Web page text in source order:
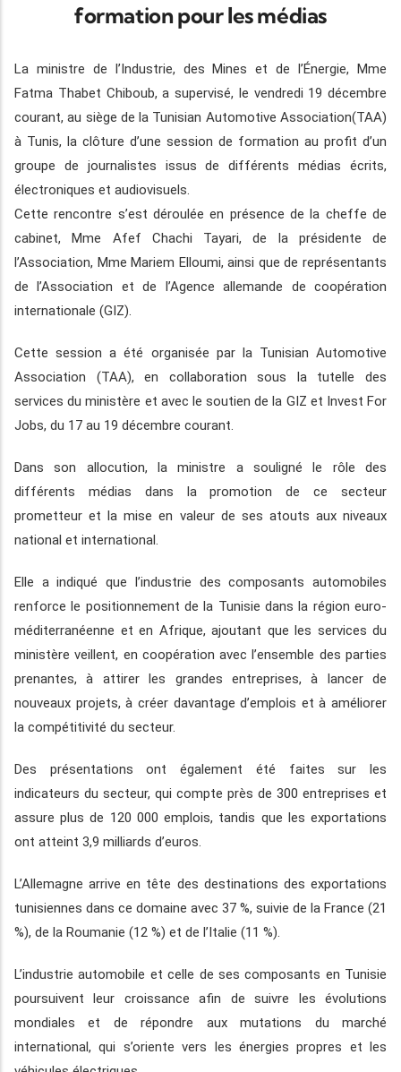
formation pour les médias
La ministre de l’Industrie, des Mines et de l’Énergie, Mme
Fatma Thabet Chiboub, a supervisé, le vendredi 19 décembre
courant, au siège de la Tunisian Automotive Association(TAA)
à Tunis, la clôture d’une session de formation au profit d’un
groupe de journalistes issus de différents médias écrits,
électroniques et audiovisuels.
Cette rencontre s’est déroulée en présence de la cheffe de
cabinet, Mme Afef Chachi Tayari, de la présidente de
l’Association, Mme Mariem Elloumi, ainsi que de représentants
de l’Association et de l’Agence allemande de coopération
internationale (GIZ).
Cette session a été organisée par la Tunisian Automotive
Association (TAA), en collaboration sous la tutelle des
services du ministère et avec le soutien de la GIZ et Invest For
Jobs, du 17 au 19 décembre courant.
Dans son allocution, la ministre a souligné le rôle des
différents médias dans la promotion de ce secteur
prometteur et la mise en valeur de ses atouts aux niveaux
national et international.
Elle a indiqué que l’industrie des composants automobiles
renforce le positionnement de la Tunisie dans la région euro-
méditerranéenne et en Afrique, ajoutant que les services du
ministère veillent, en coopération avec l’ensemble des parties
prenantes, à attirer les grandes entreprises, à lancer de
nouveaux projets, à créer davantage d’emplois et à améliorer
la compétitivité du secteur.
Des présentations ont également été faites sur les
indicateurs du secteur, qui compte près de 300 entreprises et
assure plus de 120 000 emplois, tandis que les exportations
ont atteint 3,9 milliards d’euros.
L’Allemagne arrive en tête des destinations des exportations
tunisiennes dans ce domaine avec 37 %, suivie de la France (21
%), de la Roumanie (12 %) et de l’Italie (11 %).
L’industrie automobile et celle de ses composants en Tunisie
poursuivent leur croissance afin de suivre les évolutions
mondiales et de répondre aux mutations du marché
international, qui s’oriente vers les énergies propres et les